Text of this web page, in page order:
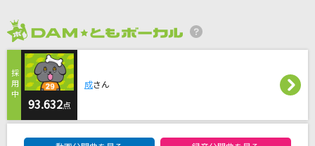
＝LOVE
oath sign
93.632点
成さん